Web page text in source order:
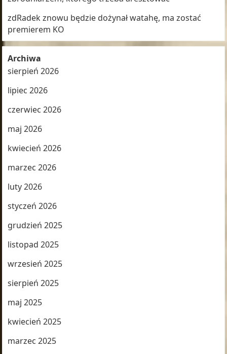
zdRadek znowu będzie dożynał watahę, ma zostać
premierem KO
Archiwa
sierpień 2026
lipiec 2026
czerwiec 2026
maj 2026
kwiecień 2026
marzec 2026
luty 2026
styczeń 2026
grudzień 2025
listopad 2025
wrzesień 2025
sierpień 2025
maj 2025
kwiecień 2025
marzec 2025